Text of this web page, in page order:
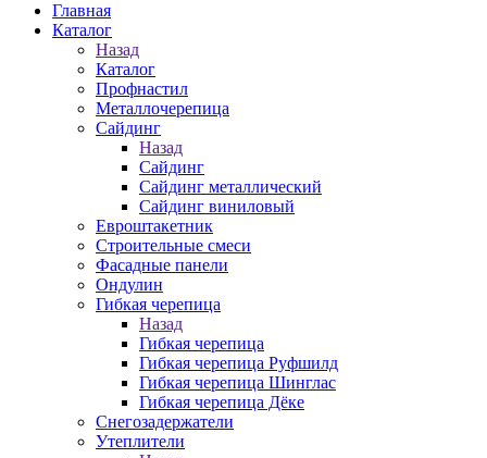
Главная
Каталог
Назад
Каталог
Профнастил
Металлочерепица
Сайдинг
Назад
Сайдинг
Сайдинг металлический
Сайдинг виниловый
Евроштакетник
Строительные смеси
Фасадные панели
Ондулин
Гибкая черепица
Назад
Гибкая черепица
Гибкая черепица Руфшилд
Гибкая черепица Шинглас
Гибкая черепица Дёке
Снегозадержатели
Утеплители